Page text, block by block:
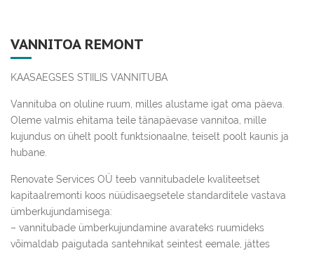
VANNITOA REMONT
KAASAEGSES STIILIS VANNITUBA
Vannituba on oluline ruum, milles alustame igat oma päeva.
Oleme valmis ehitama teile tänapäevase vannitoa, mille
kujundus on ühelt poolt funktsionaalne, teiselt poolt kaunis ja
hubane.
Renovate Services OÜ teeb vannitubadele kvaliteetset
kapitaalremonti koos nüüdisaegsetele standarditele vastava
ümberkujundamisega:
– vannitubade ümberkujundamine avarateks ruumideks
võimaldab paigutada santehnikat seintest eemale, jättes